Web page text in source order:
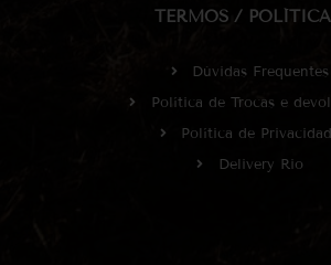
TERMOS /
Dúvidas Frequentes
Política de Trocas e
Política de
Delivery Rio